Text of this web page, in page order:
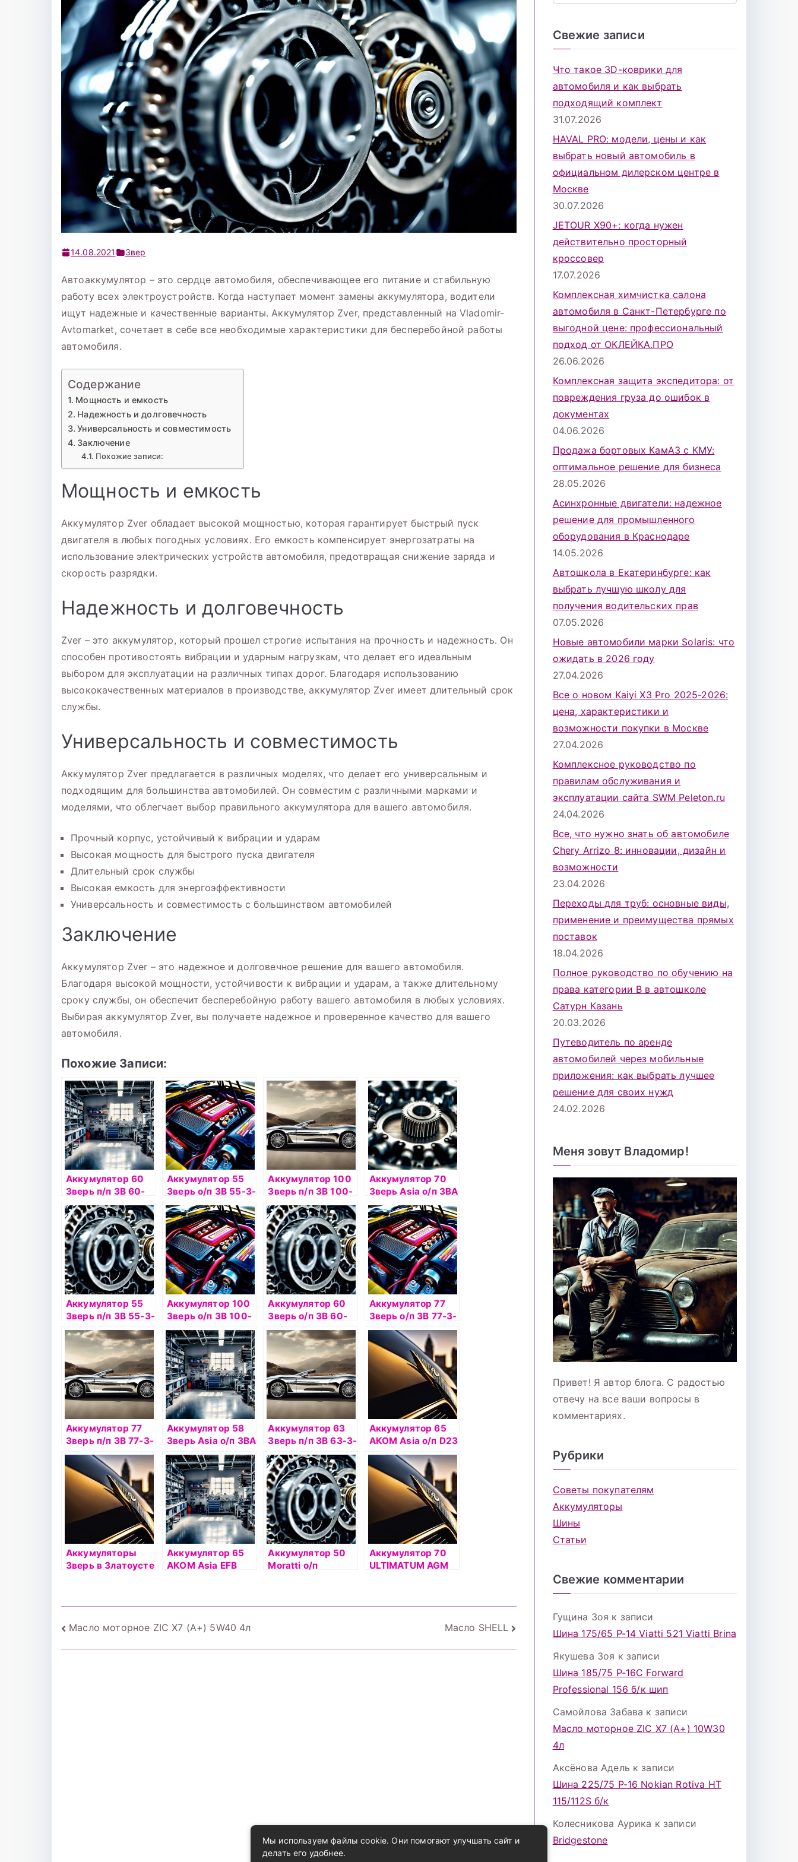
14.08.2021 Звер
Автоаккумулятор – это сердце автомобиля, обеспечивающее его питание и стабильную
работу всех электроустройств. Когда наступает момент замены аккумулятора, водители
ищут надежные и качественные варианты. Аккумулятор Zver, представленный на Vladomir-
Avtomarket, сочетает в себе все необходимые характеристики для бесперебойной работы
автомобиля.
Содержание
Мощность и емкость
Надежность и долговечность
Универсальность и совместимость
Заключение
Похожие записи:
Мощность и емкость
Аккумулятор Zver обладает высокой мощностью, которая гарантирует быстрый пуск
двигателя в любых погодных условиях. Его емкость компенсирует энергозатраты на
использование электрических устройств автомобиля, предотвращая снижение заряда и
скорость разрядки.
Надежность и долговечность
Zver – это аккумулятор, который прошел строгие испытания на прочность и надежность. Он
способен противостоять вибрации и ударным нагрузкам, что делает его идеальным
выбором для эксплуатации на различных типах дорог. Благодаря использованию
высококачественных материалов в производстве, аккумулятор Zver имеет длительный срок
службы.
Универсальность и совместимость
Аккумулятор Zver предлагается в различных моделях, что делает его универсальным и
подходящим для большинства автомобилей. Он совместим с различными марками и
моделями, что облегчает выбор правильного аккумулятора для вашего автомобиля.
Прочный корпус, устойчивый к вибрации и ударам
Высокая мощность для быстрого пуска двигателя
Длительный срок службы
Высокая емкость для энергоэффективности
Универсальность и совместимость с большинством автомобилей
Заключение
Аккумулятор Zver – это надежное и долговечное решение для вашего автомобиля.
Благодаря высокой мощности, устойчивости к вибрации и ударам, а также длительному
сроку службы, он обеспечит бесперебойную работу вашего автомобиля в любых условиях.
Выбирая аккумулятор Zver, вы получаете надежное и проверенное качество для вашего
автомобиля.
Похожие Записи:
Аккумулятор 60
Зверь п/п 3В 60-
3-L
Аккумулятор 55
Зверь о/п 3В 55-3-
R
Аккумулятор 100
Зверь п/п 3В 100-
3-L
Аккумулятор 70
Зверь Asia о/п 3ВА
70-3-R
Аккумулятор 55
Зверь п/п 3В 55-3-
L
Аккумулятор 100
Зверь о/п 3В 100-
3-R
Аккумулятор 60
Зверь о/п 3В 60-
3-R
Аккумулятор 77
Зверь о/п 3В 77-3-
R
Аккумулятор 77
Зверь п/п 3В 77-3-
L
Аккумулятор 58
Зверь Asia о/п 3ВА
58-3-R
Аккумулятор 63
Зверь п/п 3В 63-3-
L
Аккумулятор 65
АКОМ Asia о/п D23
L
Аккумуляторы
Зверь в Златоусте
Аккумулятор 65
АКОМ Asia EFB
Аккумулятор 50
Moratti о/п
Аккумулятор 70
ULTIMATUM AGM
Навигация
по
Масло моторное ZIC X7 (A+) 5W40 4л Масло SHELL
Свежие записи
Что такое 3D-коврики для
автомобиля и как выбрать
подходящий комплект
31.07.2026
HAVAL PRO: модели, цены и как
выбрать новый автомобиль в
официальном дилерском центре в
Москве
30.07.2026
JETOUR X90+: когда нужен
действительно просторный
кроссовер
17.07.2026
Комплексная химчистка салона
автомобиля в Санкт-Петербурге по
выгодной цене: профессиональный
подход от ОКЛЕЙКА.ПРО
26.06.2026
Комплексная защита экспедитора: от
повреждения груза до ошибок в
документах
04.06.2026
Продажа бортовых КамАЗ с КМУ:
оптимальное решение для бизнеса
28.05.2026
Асинхронные двигатели: надежное
решение для промышленного
оборудования в Краснодаре
14.05.2026
Автошкола в Екатеринбурге: как
выбрать лучшую школу для
получения водительских прав
07.05.2026
Новые автомобили марки Solaris: что
ожидать в 2026 году
27.04.2026
Все о новом Kaiyi X3 Pro 2025-2026:
цена, характеристики и
возможности покупки в Москве
27.04.2026
Комплексное руководство по
правилам обслуживания и
эксплуатации сайта SWM Peleton.ru
24.04.2026
Все, что нужно знать об автомобиле
Chery Arrizo 8: инновации, дизайн и
возможности
23.04.2026
Переходы для труб: основные виды,
применение и преимущества прямых
поставок
18.04.2026
Полное руководство по обучению на
права категории B в автошколе
Сатурн Казань
20.03.2026
Путеводитель по аренде
автомобилей через мобильные
приложения: как выбрать лучшее
решение для своих нужд
24.02.2026
Меня зовут Владомир!
Привет! Я автор блога. С радостью
отвечу на все ваши вопросы в
комментариях.
Рубрики
Советы покупателям
Аккумуляторы
Шины
Статьи
Свежие комментарии
Гущина Зоя к записи
Шина 175/65 Р-14 Viatti 521 Viatti Brina
Якушева Зоя к записи
Шина 185/75 Р-16С Forward
Professional 156 б/к шип
Самойлова Забава к записи
Масло моторное ZIC X7 (A+) 10W30
4л
Аксёнова Адель к записи
Шина 225/75 Р-16 Nokian Rotiva HT
115/112S б/к
Колесникова Аурика к записи
Bridgestone
Мы используем файлы cookie. Они помогают улучшать сайт и
делать его удобнее.